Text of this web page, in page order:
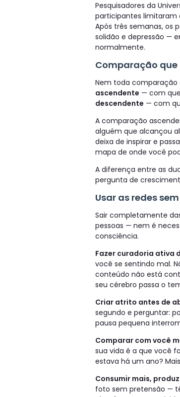
Pesquisadores da
participantes limitaram
Após três semanas, os
solidão e depressão —
normalmente.
Comparação
Nem toda comparação
ascendente — com
descendente — com
A comparação
alguém que alcançou
deixa de inspirar e
mapa de onde você
A diferença entre as
pergunta de
Usar as redes
Sair completamente
pessoas — nem é
consciência.
Fazer curadoria ativa
você se sentindo mal.
conteúdo não está
seu cérebro passa o
Criar atrito antes de
segundo e perguntar:
pausa pequena
Comparar com você
sua vida é a que você
estava há um ano?
Consumir mais,
foto sem pretensão —